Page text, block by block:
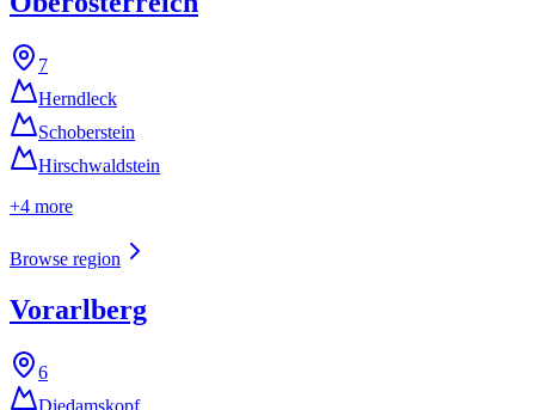
7
Herndleck
Schoberstein
Hirschwaldstein
+4 more
Browse region
Vorarlberg
6
Diedamskopf